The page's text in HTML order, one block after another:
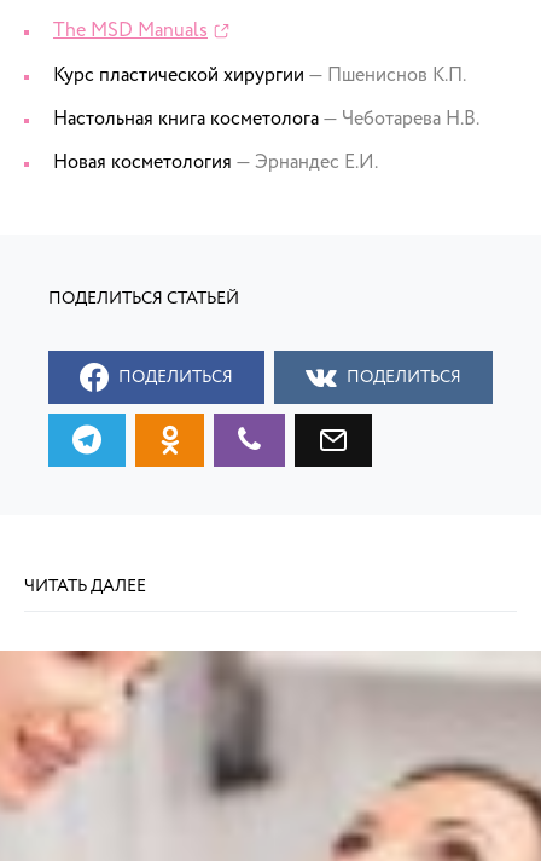
The MSD Manuals
Курс пластической хирургии — Пшениснов К.П.
Настольная книга косметолога— Чеботарева Н.В.
Новая косметология — Эрнандес Е.И.
ПОДЕЛИТЬСЯ ПОДЕЛИТЬСЯ
ЧИТАТЬ ДАЛЕЕ